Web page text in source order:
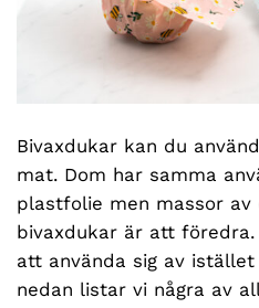
Bivaxdukar kan du
mat. Dom har samma
plastfolie men massor
bivaxdukar är att
att använda sig av
nedan listar vi några av